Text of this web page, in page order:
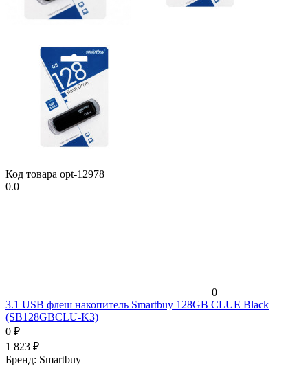
Код товара opt-12978
0.0
0
3.1 USB флеш накопитель Smartbuy 128GB CLUE Black
(SB128GBCLU-K3)
0 ₽
1 823 ₽
Бренд: Smartbuy